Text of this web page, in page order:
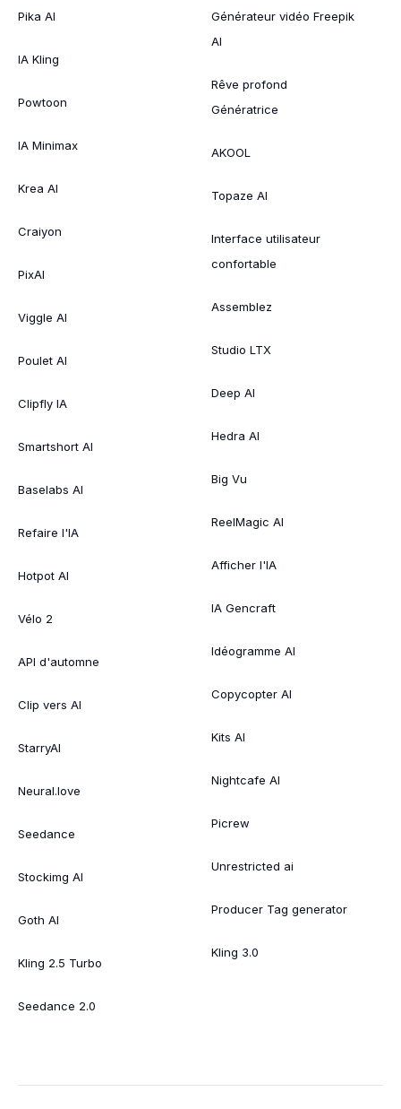
Pika AI
IA Kling
Powtoon
IA Minimax
Krea AI
Craiyon
PixAI
Viggle AI
Poulet AI
Clipfly IA
Smartshort AI
Baselabs AI
Refaire l'IA
Hotpot AI
Vélo 2
API d'automne
Clip vers AI
StarryAI
Neural.love
Seedance
Stockimg AI
Goth AI
Kling 2.5 Turbo
Seedance 2.0
Générateur vidéo Freepik
AI
Rêve profond
Génératrice
AKOOL
Topaze AI
Interface utilisateur
confortable
Assemblez
Studio LTX
Deep AI
Hedra AI
Big Vu
ReelMagic AI
Afficher l'IA
IA Gencraft
Idéogramme AI
Copycopter AI
Kits AI
Nightcafe AI
Picrew
Unrestricted ai
Producer Tag generator
Kling 3.0